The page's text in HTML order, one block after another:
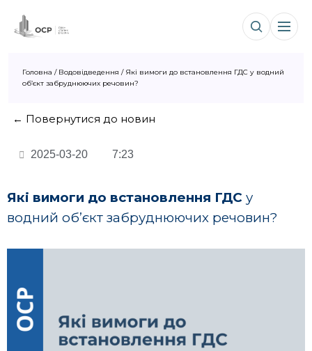
Головна / Водовідведення / Які вимоги до встановлення ГДС у водний
об’єкт забруднюючих речовин?
← Повернутися до новин
2025-03-20 7:23
Які вимоги до встановлення ГДС у
водний об’єкт забруднюючих речовин?